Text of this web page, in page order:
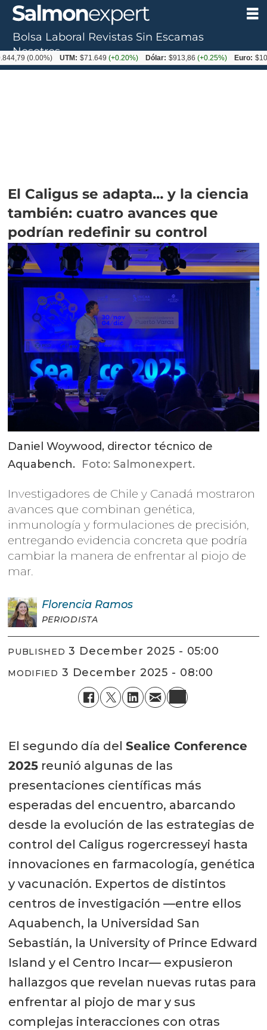
El Caligus se adapta… y la ciencia
también: cuatro avances que
podrían redefinir su control
Daniel Woywood, director técnico de
Aquabench. Foto: Salmonexpert.
Investigadores de Chile y Canadá mostraron
avances que combinan genética,
inmunología y formulaciones de precisión,
entregando evidencia concreta que podría
cambiar la manera de enfrentar al piojo de
mar.
Florencia Ramos
PERIODISTA
PUBLISHED 3 December 2025 - 05:00
MODIFIED 3 December 2025 - 08:00
El segundo día del Sealice Conference
2025reunió algunas de las
presentaciones científicas más
esperadas del encuentro, abarcando
desde la evolución de las estrategias de
control del Caligus rogercresseyi hasta
innovaciones en farmacología, genética
y vacunación. Expertos de distintos
centros de investigación —entre ellos
Aquabench, la Universidad San
Sebastián, la University of Prince Edward
Island y el Centro Incar— expusieron
hallazgos que revelan nuevas rutas para
enfrentar al piojo de mar y sus
complejas interacciones con otras
Bolsa Laboral Revistas Sin Escamas
Nosotros
UTM: $71.649(+0.20%) Dólar: $913,86(+0.25%) Euro: $1053,08(-